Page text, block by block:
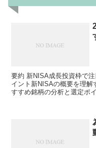
要約 新NISA成長投資枠で
イント新NISAの概要を理解
すすめ銘柄の分析と選定ポ